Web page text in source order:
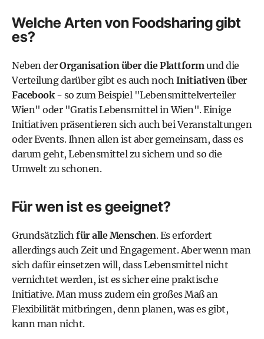
Welche Arten von Foodsharing gibt
es?
Neben derOrganisation über die Plattformund die
Verteilung darüber gibt es auch noch Initiativen über
Facebook- so zum Beispiel "Lebensmittelverteiler
Wien" oder "Gratis Lebensmittel in Wien". Einige
Initiativen präsentieren sich auch bei Veranstaltungen
oder Events. Ihnen allen ist aber gemeinsam, dass es
darum geht, Lebensmittel zu sichern und so die
Umwelt zu schonen.
Für wen ist es geeignet?
Grundsätzlich für alle Menschen. Es erfordert
allerdings auch Zeit und Engagement. Aber wenn man
sich dafür einsetzen will, dass Lebensmittel nicht
vernichtet werden, ist es sicher eine praktische
Initiative. Man muss zudem ein großes Maß an
Flexibilität mitbringen, denn planen, was es gibt,
kann man nicht.